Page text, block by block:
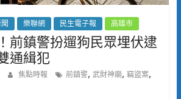
樂聯網 民生電子報 高雄市
前鎮警扮遛狗民眾埋伏逮
通緝犯
焦點時報 前鎮警, 武財神廟, 竊盜案,